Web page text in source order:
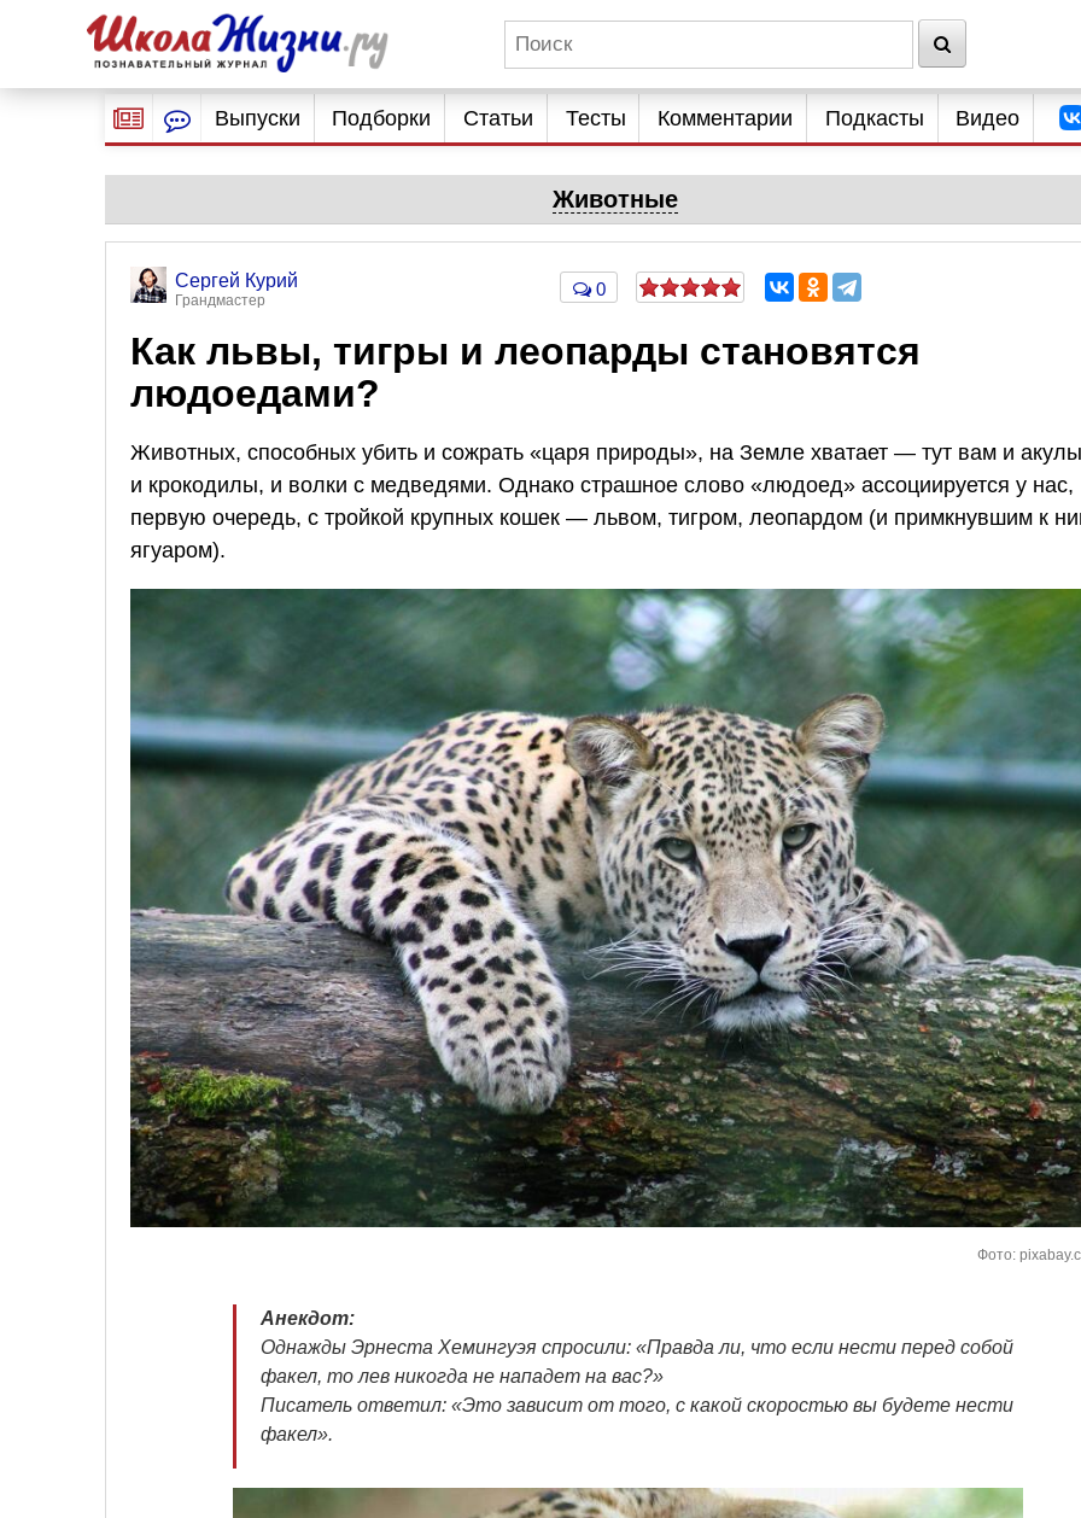
Выпуски Подборки Статьи Тесты Комментарии Подкасты Видео
Животные
Сергей Курий
Грандмастер
0
Как львы, тигры и леопарды становятся
людоедами?
Животных, способных убить и сожрать «царя природы», на Земле хватает — тут вам и
и крокодилы, и волки с медведями. Однако страшное слово «людоед» ассоциируется у нас,
первую очередь, с тройкой крупных кошек — львом, тигром, леопардом (и примкнувшим к
ягуаром).
Фото:
Анекдот:
Однажды Эрнеста Хемингуэя спросили: «Правда ли, что если нести перед собой
факел, то лев никогда не нападет на вас?»
Писатель ответил: «Это зависит от того, с какой скоростью вы будете нести
факел».